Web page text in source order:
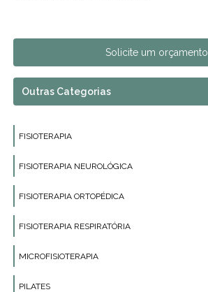
Solicite um orçamento
Outras Categorias
FISIOTERAPIA
FISIOTERAPIA NEUROLÓGICA
FISIOTERAPIA ORTOPÉDICA
FISIOTERAPIA RESPIRATÓRIA
MICROFISIOTERAPIA
PILATES